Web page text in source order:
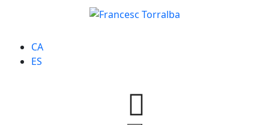
CA
ES